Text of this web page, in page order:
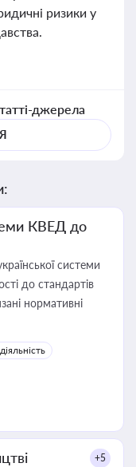
ризики у
джерела
КВЕД до
системи
до стандартів
нормативні
+5